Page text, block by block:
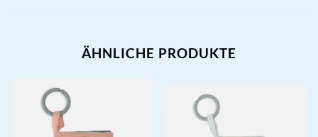
ÄHNLICHE PRODUKTE